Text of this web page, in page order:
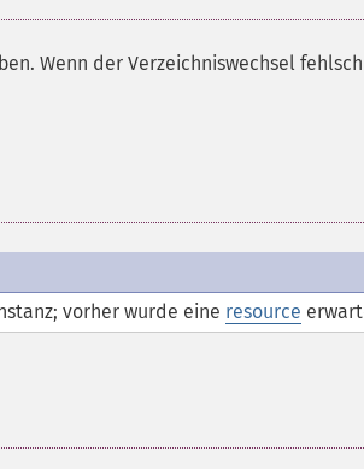
Wenn der Verzeichniswechsel
vorher wurde eine resource